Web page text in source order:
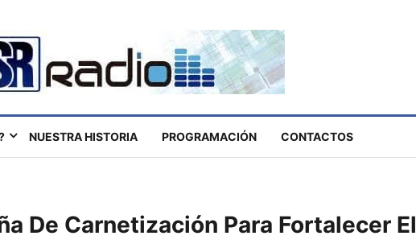
NUESTRA HISTORIA PROGRAMACIÓN CONTACTOS
De Carnetización Para Fortalecer El